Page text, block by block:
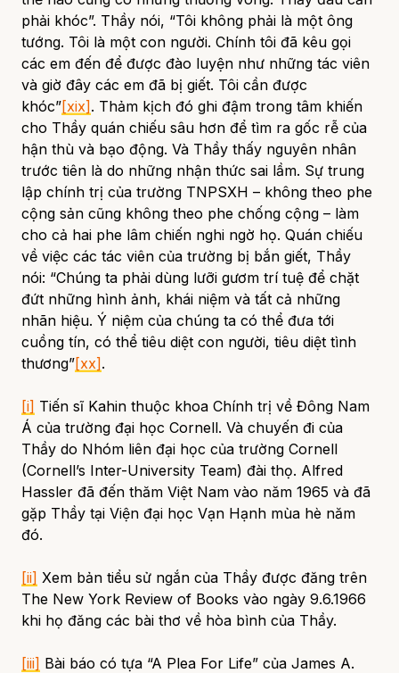
phải khóc”. Thầy nói, “Tôi không phải là một ông
tướng. Tôi là một con người. Chính tôi đã kêu gọi
các em đến để được đào luyện như những tác viên
và giờ đây các em đã bị giết. Tôi cần được
khóc”[xix] . Thảm kịch đó ghi đậm trong tâm khiến
cho Thầy quán chiếu sâu hơn để tìm ra gốc rễ của
hận thù và bạo động. Và Thầy thấy nguyên nhân
trước tiên là do những nhận thức sai lầm. Sự trung
lập chính trị của trường TNPSXH – không theo phe
cộng sản cũng không theo phe chống cộng – làm
cho cả hai phe lâm chiến nghi ngờ họ. Quán chiếu
về việc các tác viên của trường bị bắn giết, Thầy
nói: “Chúng ta phải dùng lưỡi gươm trí tuệ để chặt
đứt những hình ảnh, khái niệm và tất cả những
nhãn hiệu. Ý niệm của chúng ta có thể đưa tới
cuồng tín, có thể tiêu diệt con người, tiêu diệt tình
thương”[xx] .
[i] Tiến sĩ Kahin thuộc khoa Chính trị về Đông Nam
Á của trường đại học Cornell. Và chuyến đi của
Thầy do Nhóm liên đại học của trường Cornell
(Cornell’s Inter-University Team) đài thọ. Alfred
Hassler đã đến thăm Việt Nam vào năm 1965 và đã
gặp Thầy tại Viện đại học Vạn Hạnh mùa hè năm
đó.
[ii] Xem bản tiểu sử ngắn của Thầy được đăng trên
The New York Review of Books vào ngày 9.6.1966
khi họ đăng các bài thơ về hòa bình của Thầy.
[iii] Bài báo có tựa “A Plea For Life” của James A.